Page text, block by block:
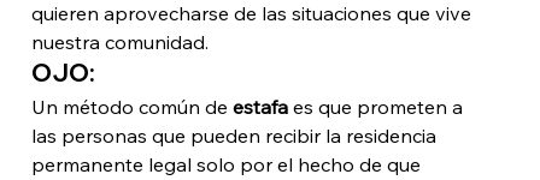
quieren aprovecharse de las situaciones que vive
nuestra comunidad.
OJO:
Un método común de estafa es que prometen a
las personas que pueden recibir la residencia
permanente legal solo por el hecho de que